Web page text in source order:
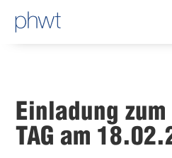
Einladung zum
TAG am